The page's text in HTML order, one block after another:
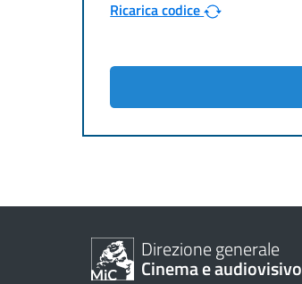
Ricarica codice
Direzione generale
Cinema e audiovisivo